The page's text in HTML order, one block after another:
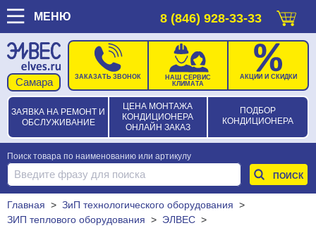
МЕНЮ 8 (846) 928-33-33
ЗАЯВКА НА РЕМОНТ И
ОБСЛУЖИВАНИЕ
ЦЕНА МОНТАЖА
КОНДИЦИОНЕРА
ОНЛАЙН ЗАКАЗ
ПОДБОР
КОНДИЦИОНЕРА
ЗАКАЗАТЬ ЗВОНОК
НАШ СЕРВИС
КЛИМАТА
АКЦИИ И СКИДКИ
Поиск товара по наименованию или артикулу
Главная > ЗиП технологического оборудования >
ЗИП теплового оборудования > ЭЛВЕС >